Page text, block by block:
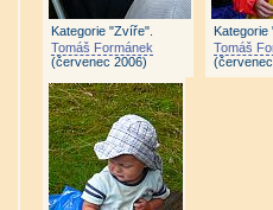
Kategorie "Zvíře".
Tomáš Formánek
(červenec 2006)
Kategorie
Tomáš